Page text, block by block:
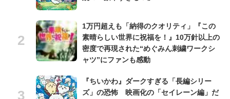
1万円超えも「納得のクオリティ」『この
素晴らしい世界に祝福を！』10万針以上の
密度で再現された“めぐみん刺繍ワークシ
ャツ”にファンも感動
『ちいかわ』ダークすぎる「長編シリー
ズ」の恐怖 映画化の「セイレーン編」だ